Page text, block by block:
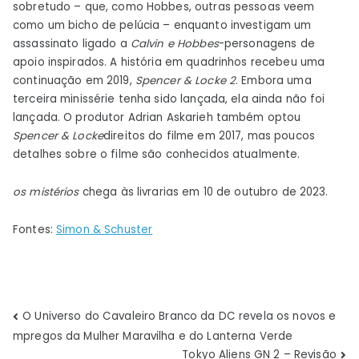
sobretudo – que, como Hobbes, outras pessoas veem
como um bicho de pelúcia – enquanto investigam um
assassinato ligado a Calvin e Hobbes-personagens de
apoio inspirados. A história em quadrinhos recebeu uma
continuação em 2019, Spencer & Locke 2. Embora uma
terceira minissérie tenha sido lançada, ela ainda não foi
lançada. O produtor Adrian Askarieh também optou
Spencer & Lockedireitos do filme em 2017, mas poucos
detalhes sobre o filme são conhecidos atualmente.
os mistérioschega às livrarias em 10 de outubro de 2023.
Fontes:Simon & Schuster
Navegação
O Universo do Cavaleiro Branco da DC revela os novos e
mpregos da Mulher Maravilha e do Lanterna Verde
Tokyo Aliens GN 2 – Revisão